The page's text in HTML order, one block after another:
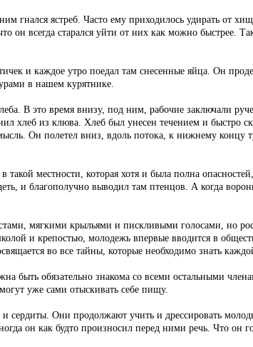
гнался ястреб. Часто ему приходилось удирать от
всегда старался уйти от них как можно быстрее.
и каждое утро поедал там снесенные яйца. Он
в нашем курятнике.
В это время внизу, под ним, рабочие заключали
хлеб из клюва. Хлеб был унесен течением и быстро
Он полетел вниз, вдоль потока, к нижнему концу
местности, которая хотя и была полна
и благополучно выводил там птенцов. А когда
мягкими крыльями и пискливыми голосами, но
и крепостью, молодежь впервые вводится в
во все тайны, которые необходимо знать
быть обязательно знакома со всеми остальными
уже сами отыскивать себе пищу.
Они продолжают учить и дрессировать
он как будто произносил перед ними речь. Что он